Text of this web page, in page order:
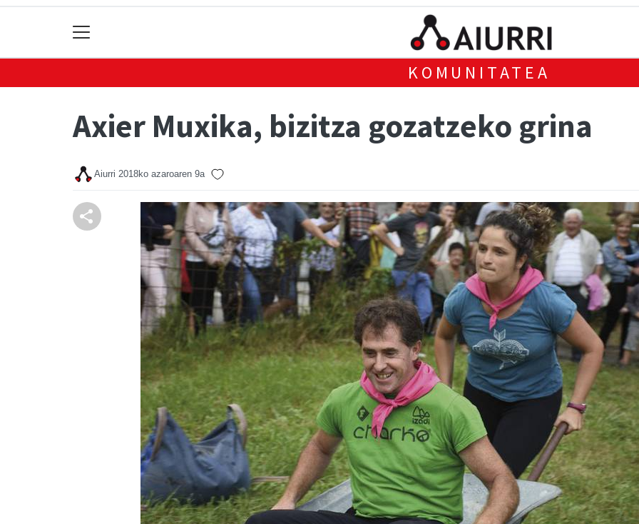
KOMUNITATEA
Axier Muxika, bizitza gozatzeko grina
Aiurri 2018ko azaroaren 9a